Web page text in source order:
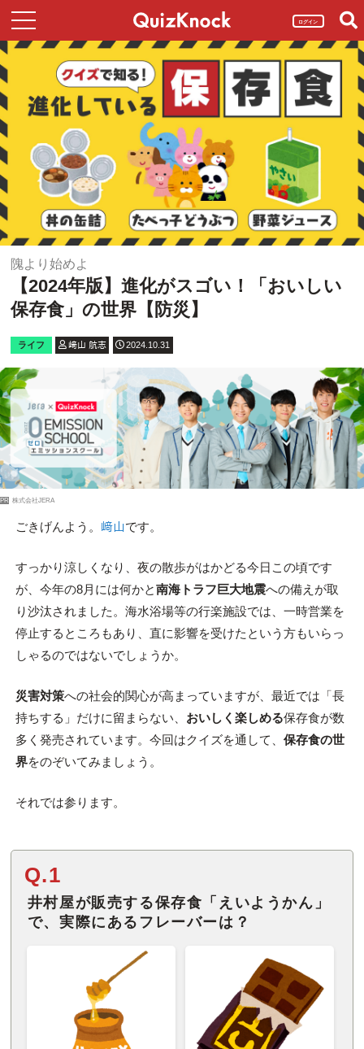
ログイン
隗より始めよ
【2024年版】進化がスゴい！「おいしい
保存食」の世界【防災】
ライフ 﨑山 航志 2024.10.31
PR 株式会社JERA
ごきげんよう。 﨑山です。
すっかり涼しくなり、夜の散歩がはかどる今日この頃です
が、今年の8月には何かと南海トラフ巨大地震への備えが取
り沙汰されました。海水浴場等の行楽施設では、一時営業を
停止するところもあり、直に影響を受けたという方もいらっ
しゃるのではないでしょうか。
災害対策への社会的関心が高まっていますが、最近では「長
持ちする」だけに留まらない、 おいしく楽しめる保存食が数
多く発売されています。今回はクイズを通して、 保存食の世
界をのぞいてみましょう。
それでは参ります。
Q.1
井村屋が販売する保存食「えいようかん」
で、実際にあるフレーバーは？